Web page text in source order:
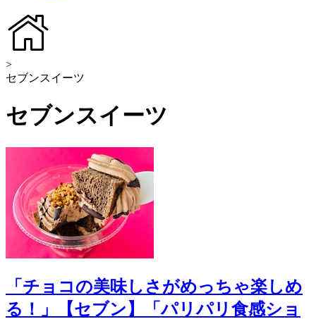
>
セブンスイーツ
セブンスイーツ
「チョコの美味しさがめっちゃ楽しめ
る！」【セブン】「パリパリ食感ショ